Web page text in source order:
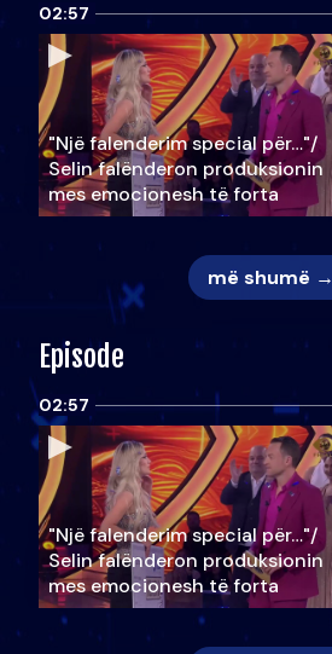
02:57
"Një falenderim special për…"/
Selin falënderon produksionin
mes emocionesh të forta
më shumë →
Episode
02:57
"Një falenderim special për…"/
Selin falënderon produksionin
mes emocionesh të forta